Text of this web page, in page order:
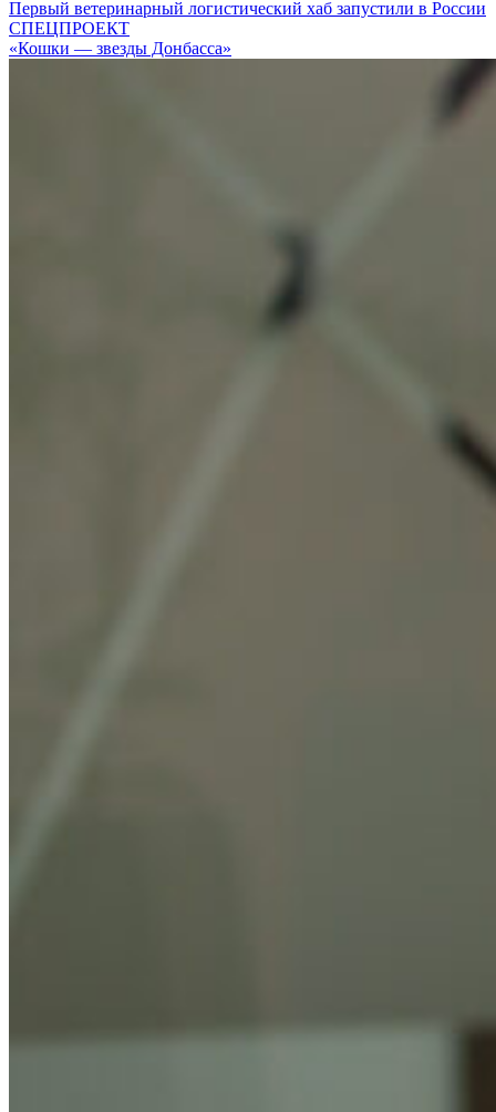
Первый ветеринарный логистический хаб запустили в России
СПЕЦПРОЕКТ
«Кошки — звезды Донбасса»